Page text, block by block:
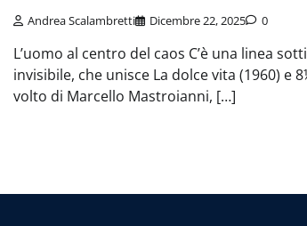
Andrea Scalambretti Dicembre 22, 2025 0
L’uomo al centro del caos C’è una linea
invisibile, che unisce La dolce vita (1960) e
volto di Marcello Mastroianni, […]